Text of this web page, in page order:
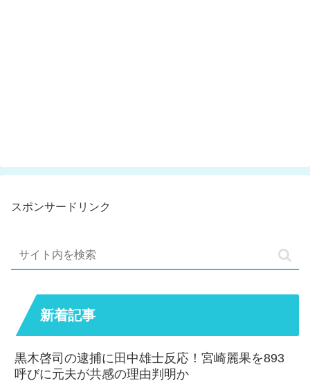
スポンサードリンク
新着記事
黒木啓司の逮捕に田中雄士反応！宮崎麗果を893
呼びに元夫が共感の理由判明か